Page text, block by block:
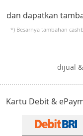
dan dapatkan
*) Besarnya tambahan
dijual
Kartu Debit &